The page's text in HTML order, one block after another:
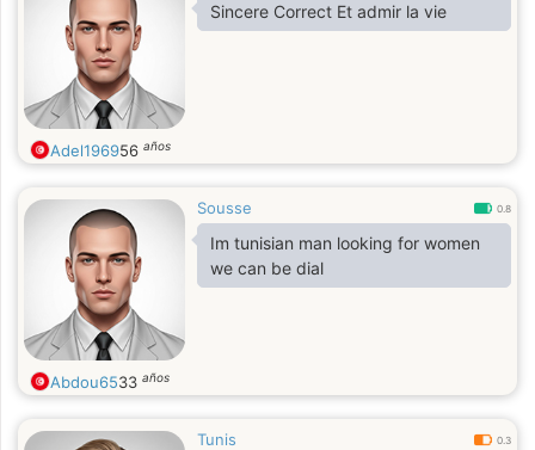
Sincere Correct Et admir la vie
Adel196956 años
Sousse 0.8
Im tunisian man looking for women
we can be dial
Abdou6533 años
Tunis 0.3